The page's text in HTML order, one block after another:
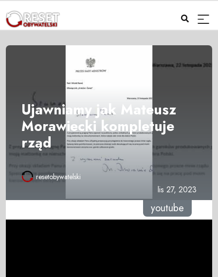
Ujawniamy jak Mateusz
Morawiecki kompletuje
rząd
resetobywatelski
lis 27, 2023
youtube